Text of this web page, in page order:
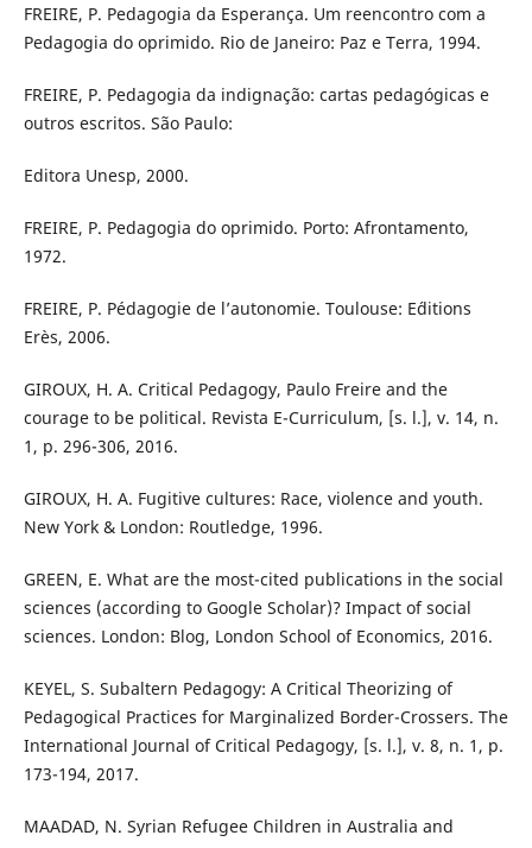
FREIRE, P. Pedagogia da Esperança. Um reencontro com a
Pedagogia do oprimido. Rio de Janeiro: Paz e Terra, 1994.
FREIRE, P. Pedagogia da indignação: cartas pedagógicas e
outros escritos. São Paulo:
Editora Unesp, 2000.
FREIRE, P. Pedagogia do oprimido. Porto: Afrontamento,
1972.
FREIRE, P. Pédagogie de l’autonomie. Toulouse: E´ditions
Erès, 2006.
GIROUX, H. A. Critical Pedagogy, Paulo Freire and the
courage to be political. Revista E-Curriculum, [s. l.], v. 14, n.
1, p. 296-306, 2016.
GIROUX, H. A. Fugitive cultures: Race, violence and youth.
New York & London: Routledge, 1996.
GREEN, E. What are the most-cited publications in the social
sciences (according to Google Scholar)? Impact of social
sciences. London: Blog, London School of Economics, 2016.
KEYEL, S. Subaltern Pedagogy: A Critical Theorizing of
Pedagogical Practices for Marginalized Border-Crossers. The
International Journal of Critical Pedagogy, [s. l.], v. 8, n. 1, p.
173-194, 2017.
MAADAD, N. Syrian Refugee Children in Australia and